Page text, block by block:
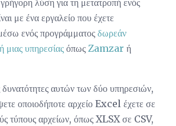
λύση για τη μετατροπή ενός
με ένα εργαλείο που έχετε
ενός προγράμματος δωρεάν
μιας υπηρεσίας όπως Zamzar ή
δυνατότητες αυτών των δύο υπηρεσιών,
οποιοδήποτε αρχείο Excel έχετε σε
τύπους αρχείων, όπως XLSX σε CSV,